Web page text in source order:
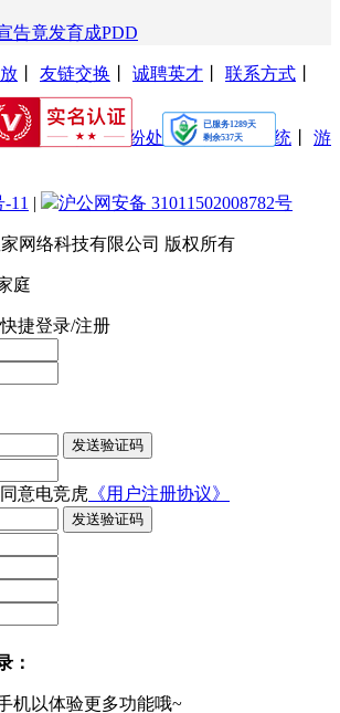
告竟发育成PDD
友链交换 诚聘英才 联系方式
工程丨 交易纠纷处理丨 防沉迷系统
游
11 | 沪公网安备 31011502008782号
网络科技有限公司 版权所有
庭
捷登录/注册
发送验证码
意电竞虎 《用户注册协议》
发送验证码
：
机以体验更多功能哦~